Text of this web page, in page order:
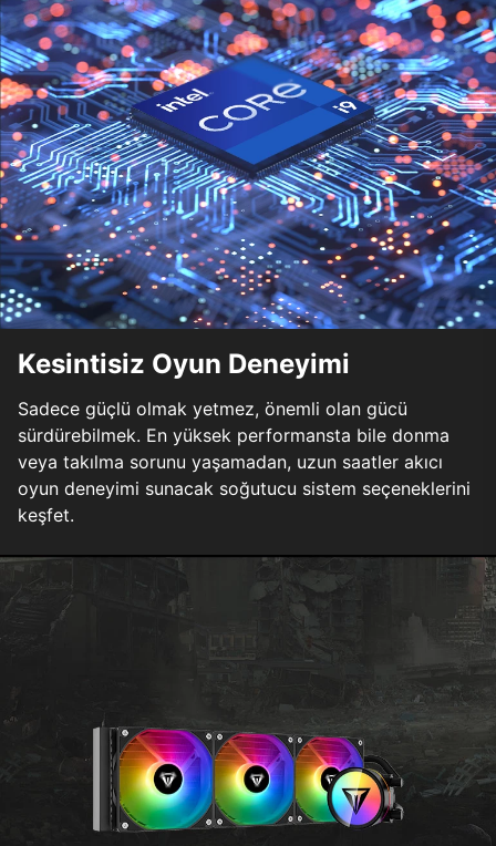
Kesintisiz Oyun Deneyimi
Sadece güçlü olmak yetmez, önemli olan gücü
sürdürebilmek. En yüksek performansta bile donma
veya takılma sorunu yaşamadan, uzun saatler akıcı
oyun deneyimi sunacak soğutucu sistem seçeneklerini
keşfet.